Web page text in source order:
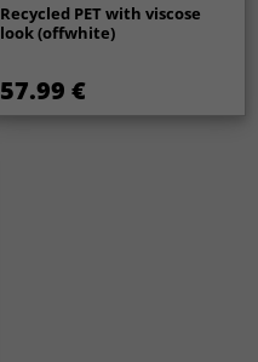
Recycled PET with viscose
look (offwhite)
57.99 €